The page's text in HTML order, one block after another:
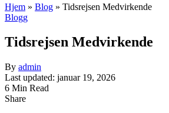
Hjem » Blog » Tidsrejsen Medvirkende
Blogg
Tidsrejsen Medvirkende
By admin
Last updated: januar 19, 2026
6 Min Read
Share